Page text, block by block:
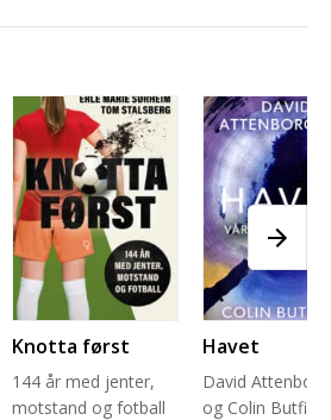
Knotta først
144 år med jenter,
motstand og fotball
Havet
David
og Colin